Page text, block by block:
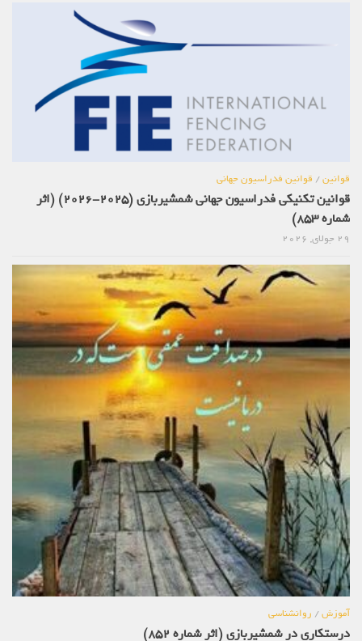
قوانین/ قوانین فدراسیون جهانی
قوانین تکنیکی فدراسیون جهانی شمشیربازی (2025-2026) (اثر
شماره 853)
29 جولای, 2026
آموزش/ روانشناسی
درستکاری در شمشیربازی (اثر شماره 852)